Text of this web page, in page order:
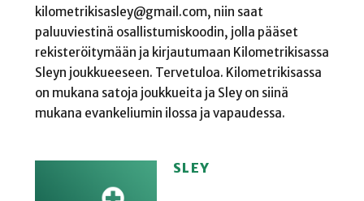
kilometrikisasley@gmail.com, niin saat
paluuviestinä osallistumiskoodin, jolla pääset
rekisteröitymään ja kirjautumaan Kilometrikisassa
Sleyn joukkueeseen. Tervetuloa. Kilometrikisassa
on mukana satoja joukkueita ja Sley on siinä
mukana evankeliumin ilossa ja vapaudessa.
SLEY